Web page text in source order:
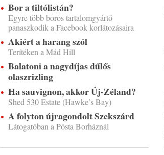
Bor a tiltólistán?
Egyre több boros tartalomgyártó
panaszkodik a Facebook korlátozásaira
Akiért a harang szól
Terítéken a Mád Hill
Balatoni a nagydíjas dűlős
olaszrizling
Ha sauvignon, akkor Új-Zéland?
Shed 530 Estate (Hawke’s Bay)
A folyton újragondolt Szekszárd
Látogatóban a Pósta Borháznál